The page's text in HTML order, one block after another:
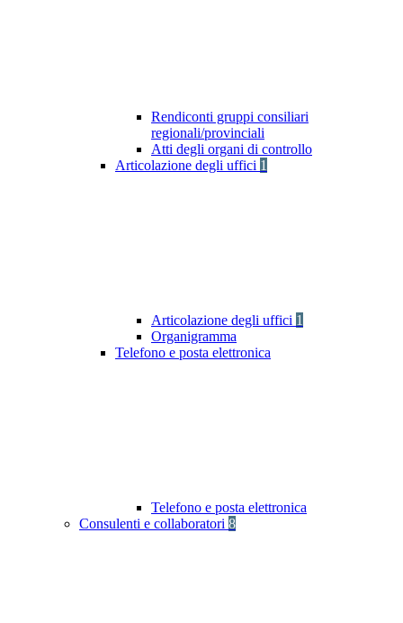
Rendiconti gruppi consiliari
regionali/provinciali
Atti degli organi di controllo
Articolazione degli uffici 1
Articolazione degli uffici 1
Organigramma
Telefono e posta elettronica
Telefono e posta elettronica
Consulenti e collaboratori 8